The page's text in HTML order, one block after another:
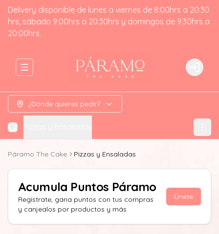
Delivery disponible de lunes a viernes de 8:00hrs a 20:30
hrs, sábado 9:00hrs a 20:30hrs y domingos de 9:30hrs a
20:00hrs.
Abrir menu de navegación Login
¿Dónde quieres pedir?
Páramo The Cake Pizzas y Ensaladas
Acumula Puntos Páramo
Regístrate, gana puntos con tus compras
y canjealos por productos y más
Únete